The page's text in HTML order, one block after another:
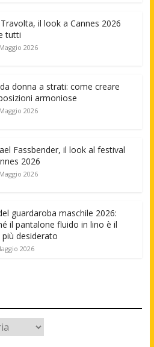
Travolta, il look a Cannes 2026
tutti
2026
donna a strati: come creare
armoniose
2026
Fassbender, il look al festival
2026
2026
guardaroba maschile 2026:
il pantalone fluido in lino è il
desiderato
2026